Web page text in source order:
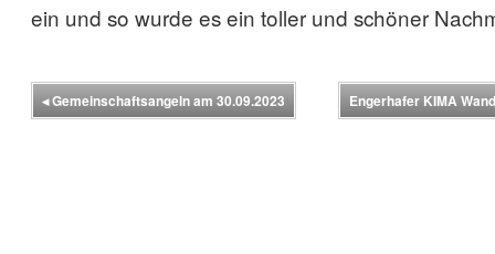
ein und so wurde es ein toller und schöner
◂Gemeinschaftsangeln am 30.09.2023 Engerhafer KIMA